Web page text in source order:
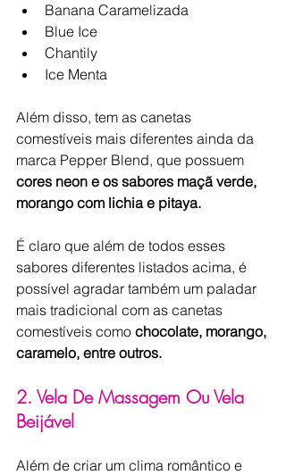
Banana Caramelizada
Blue Ice
Chantily
Ice Menta
Além disso, tem as canetas
comestíveis mais diferentes ainda da
marca Pepper Blend, que possuem
cores neon e os sabores maçã verde,
morango com lichia e pitaya.
É claro que além de todos esses
sabores diferentes listados acima, é
possível agradar também um paladar
mais tradicional com as canetas
comestíveis como chocolate, morango,
caramelo, entre outros.
2. Vela De Massagem Ou Vela
Beijável
Além de criar um clima romântico e